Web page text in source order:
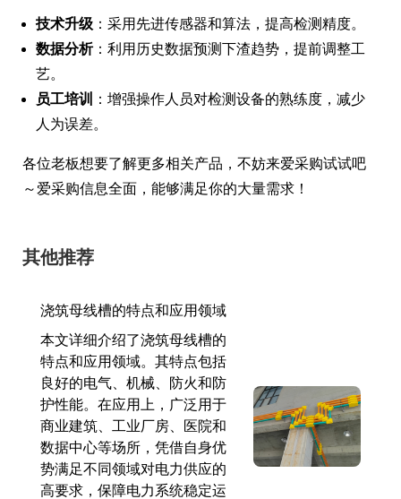
技术升级 ：采用先进传感器和算法，提高检测精度。
数据分析：利用历史数据预测下渣趋势，提前调整工
艺。
员工培训
：增强操作人员对检测设备的熟练度，减少
人为误差。
各位老板想要了解更多相关产品，不妨来爱采购试试吧
～爱采购信息全面，能够满足你的大量需求！
其他推荐
浇筑母线槽的特点和应用领域
本文详细介绍了浇筑母线槽的
特点和应用领域。其特点包括
良好的电气、机械、防火和防
护性能。在应用上，广泛用于
商业建筑、工业厂房、医院和
数据中心等场所，凭借自身优
势满足不同领域对电力供应的
高要求，保障电力系统稳定运